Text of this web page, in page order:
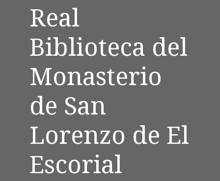
Real
Biblioteca del
Monasterio
de San
Lorenzo de El
Escorial